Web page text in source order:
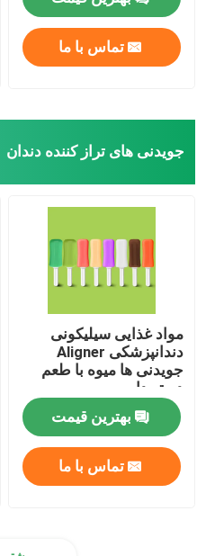
اتصالات لیگاتور ارتودنسی
کیت پولیش دندان
برس تمیز کردن دندان
واکس ارتودنسی دندان
قطعات اجکتور بزاق
مواد مصرفی دندانپزشکی
تماس با ما
جویدنی های تراز کننده دندان
مواد غذایی سیلیکونی
دندانپزشکی Aligner
جویدنی ها میوه با طعم
دسته دار
بهترین قیمت
تماس با ما